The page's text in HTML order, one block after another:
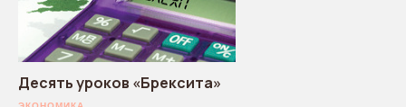
Десять уроков «Брексита»